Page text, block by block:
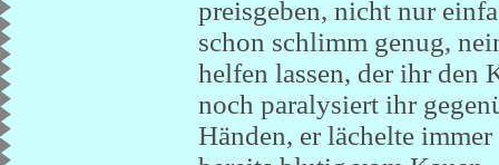
preisgeben, nicht nur
schon schlimm genug,
helfen lassen, der ihr den
noch paralysiert ihr
Händen, er lächelte